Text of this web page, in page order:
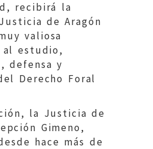
recibirá la
de Aragón
valiosa
estudio,
defensa y
Derecho Foral
la Justicia de
Gimeno,
hace más de